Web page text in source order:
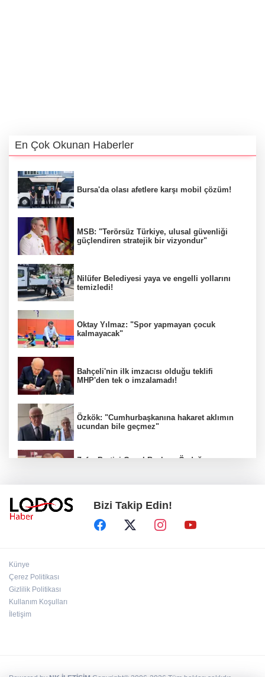
En Çok Okunan Haberler
Bursa'da olası afetlere karşı mobil çözüm!
MSB: "Terörsüz Türkiye, ulusal güvenliği
güçlendiren stratejik bir vizyondur"
Nilüfer Belediyesi yaya ve engelli yollarını
temizledi!
Oktay Yılmaz: "Spor yapmayan çocuk
kalmayacak"
Bahçeli'nin ilk imzacısı olduğu teklifi
MHP'den tek o imzalamadı!
Özkök: "Cumhurbaşkanına hakaret aklımın
ucundan bile geçmez"
Zafer Partisi Genel Başkanı Özdağ:
Müsavat Dervişoğlu Balıkesir'e "Bayrak
Kaldırıyorum" Mitingi çağrısında bulundu!
Bizi Takip Edin!
Künye
Çerez Politikası
Gizlilik Politikası
Kullanım Koşulları
İletişim